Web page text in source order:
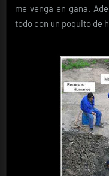
me venga en gana.
todo con un poquito de